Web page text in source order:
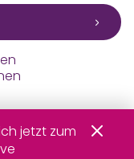
jetzt zum